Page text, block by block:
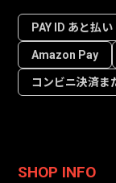
PAY ID あと払い
Amazon Pay
コンビニ決済ま
SHOP INFO